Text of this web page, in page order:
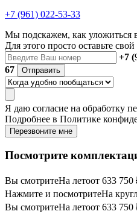
+7 (961) 022-53-33
Мы подскажем, как уложиться
Для этого просто оставьте
+7 (
67
Отправить
Я даю согласие на обработку
Подробнее в Политике
Перезвоните мне
Посмотрите
Вы смотритеНа летоот 633 750
Нажмите и посмотритеНа
Вы смотритеНа летоот 633 750